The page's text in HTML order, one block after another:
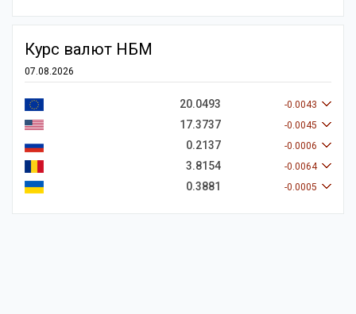
Курс валют НБМ
07.08.2026
20.0493 -0.0043
17.3737 -0.0045
0.2137 -0.0006
3.8154 -0.0064
0.3881 -0.0005